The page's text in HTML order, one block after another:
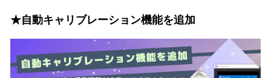
★自動キャリブレーション機能を追加